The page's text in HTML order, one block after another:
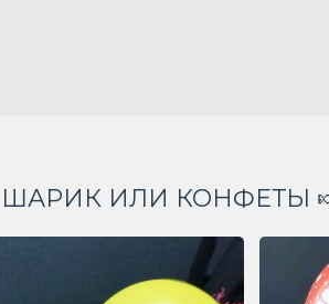
ШАРИК ИЛИ КОНФЕТЫ